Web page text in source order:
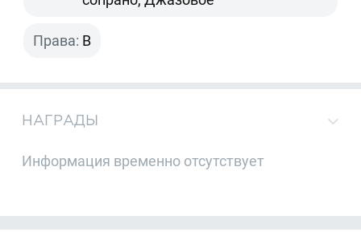
Права: B
НАГРАДЫ
Информация временно отсутствует